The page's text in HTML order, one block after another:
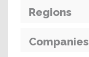
Regions
Companies